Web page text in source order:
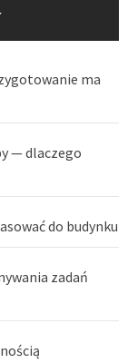
ma
— dlaczego
do budynku
zadań